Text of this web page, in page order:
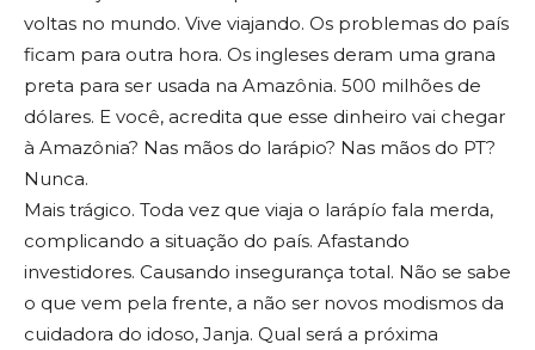
voltas no mundo. Vive viajando. Os problemas do país
ficam para outra hora. Os ingleses deram uma grana
preta para ser usada na Amazônia. 500 milhões de
dólares. E você, acredita que esse dinheiro vai chegar
à Amazônia? Nas mãos do larápio? Nas mãos do PT?
Nunca.
Mais trágico. Toda vez que viaja o larápío fala merda,
complicando a situação do país. Afastando
investidores. Causando insegurança total. Não se sabe
o que vem pela frente, a não ser novos modismos da
cuidadora do idoso, Janja. Qual será a próxima